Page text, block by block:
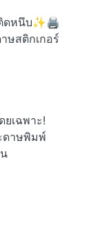
ติดหนึบ✨🖨️
ษสติกเกอร์
เฉพาะ!
ดาษพิมพ์